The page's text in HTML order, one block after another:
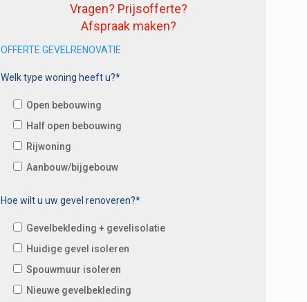
Vragen? Prijsofferte?
Afspraak maken?
OFFERTE GEVELRENOVATIE
Welk type woning heeft u?*
Open bebouwing
Half open bebouwing
Rijwoning
Aanbouw/bijgebouw
Hoe wilt u uw gevel renoveren?*
Gevelbekleding + gevelisolatie
Huidige gevel isoleren
Spouwmuur isoleren
Nieuwe gevelbekleding